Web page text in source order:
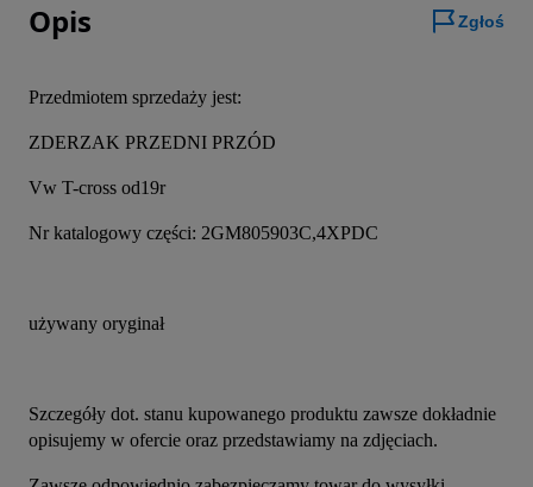
Opis Zgłoś
Przedmiotem sprzedaży jest:
ZDERZAK PRZEDNI PRZÓD
Vw T-cross od19r
Nr katalogowy części: 2GM805903C,4XPDC
używany oryginał
Szczegóły dot. stanu kupowanego produktu zawsze dokładnie
opisujemy w ofercie oraz przedstawiamy na zdjęciach.